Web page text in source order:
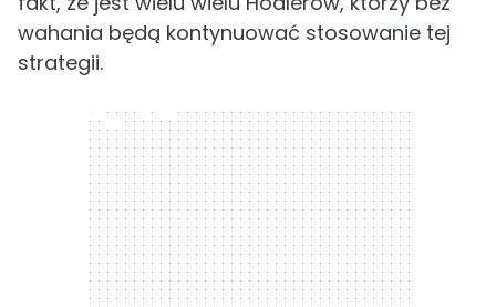
wahania będą kontynuować stosowanie tej
strategii.
300 x 250